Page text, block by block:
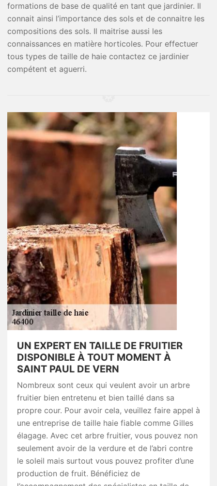
formations de base de qualité en tant que jardinier. Il
connait ainsi l’importance des sols et de connaitre les
compositions des sols. Il maitrise aussi les
connaissances en matière horticoles. Pour effectuer
tous types de taille de haie contactez ce jardinier
compétent et aguerri.
UN EXPERT EN TAILLE DE FRUITIER
DISPONIBLE À TOUT MOMENT À
SAINT PAUL DE VERN
Nombreux sont ceux qui veulent avoir un arbre
fruitier bien entretenu et bien taillé dans sa
propre cour. Pour avoir cela, veuillez faire appel à
une entreprise de taille haie fiable comme Gilles
élagage. Avec cet arbre fruitier, vous pouvez non
seulement avoir de la verdure et de l’abri contre
le soleil mais surtout vous pouvez profiter d’une
production de fruit. Bénéficiez de